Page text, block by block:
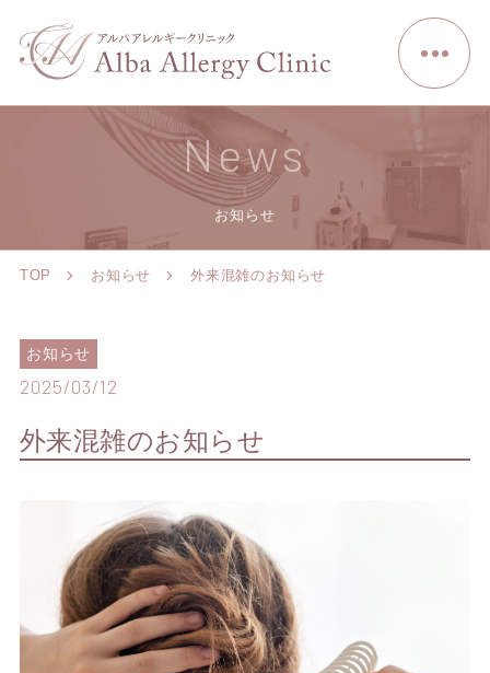
News
お知らせ
TOP お知らせ 外来混雑のお知らせ
お知らせ
2025/03/12
外来混雑のお知らせ